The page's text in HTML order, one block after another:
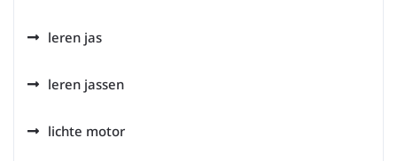
leren jas
leren jassen
lichte motor